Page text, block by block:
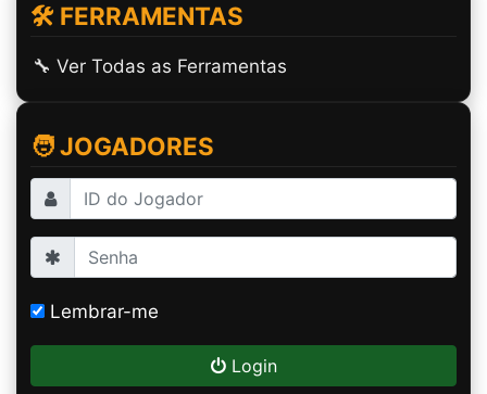
🛠️ FERRAMENTAS
🔧 Ver Todas as Ferramentas
🧑 JOGADORES
Lembrar-me
Login